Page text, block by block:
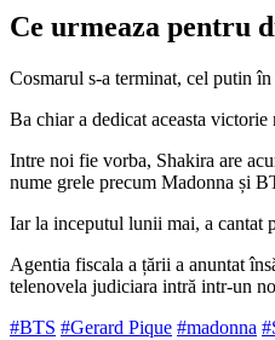
Ce urmeaza pentru
Cosmarul s-a terminat, cel putin
Ba chiar a dedicat aceasta
Intre noi fie vorba, Shakira are
nume grele precum Madonna și
Iar la inceputul lunii mai, a cantat
Agentia fiscala a țării a anuntat
telenovela judiciara intră intr-un
#BTS #Gerard Pique #madonna